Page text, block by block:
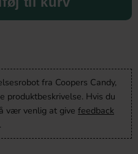
fra Coopers Candy,
produktbeskrivelse. Hvis du
vær venlig at give feedback